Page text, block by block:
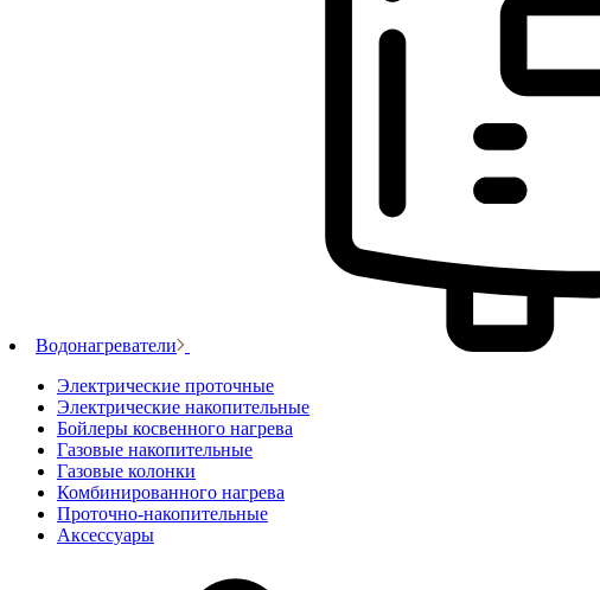
Водонагреватели
Электрические проточные
Электрические накопительные
Бойлеры косвенного нагрева
Газовые накопительные
Газовые колонки
Комбинированного нагрева
Проточно-накопительные
Аксессуары